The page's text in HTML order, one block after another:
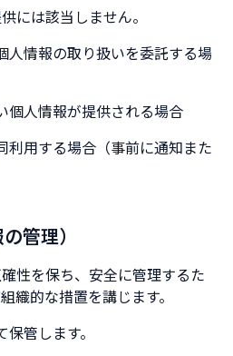
には該当しません。
人情報の取り扱いを委託する場
個人情報が提供される場合
利用する場合（事前に通知また
管理）
性を保ち、安全に管理するた
織的な措置を講じます。
管します。